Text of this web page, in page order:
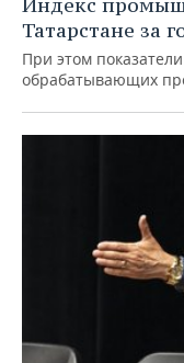
Татарстане за
При этом
обрабатывающих